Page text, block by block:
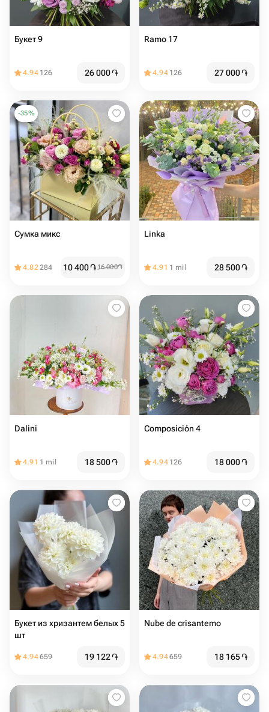
Букет 9
4.94 126 26 000֏
Ramo 17
4.94 126 27 000֏
-35%
Сумка микс
4.82284 10 400֏16 000֏
Linka
4.91 1 mil 28 500֏
Dalini
4.91 1 mil 18 500֏
Composición 4
4.94 126 18 000֏
Букет из хризантем белых 5
шт
4.94659 19 122֏
Nube de crisantemo
4.94659 18 165֏